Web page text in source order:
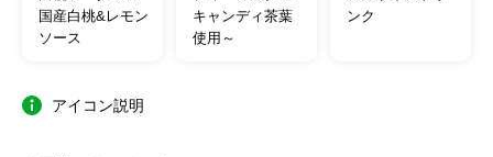
国産白桃&レモン
ソース
キャンディ茶葉
使用～
ンク
アイコン説明